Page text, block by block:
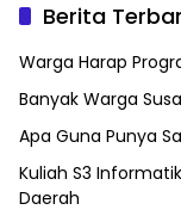
Berita
Warga Harap
Banyak Warga
Apa Guna Punya
Kuliah S3
Daerah